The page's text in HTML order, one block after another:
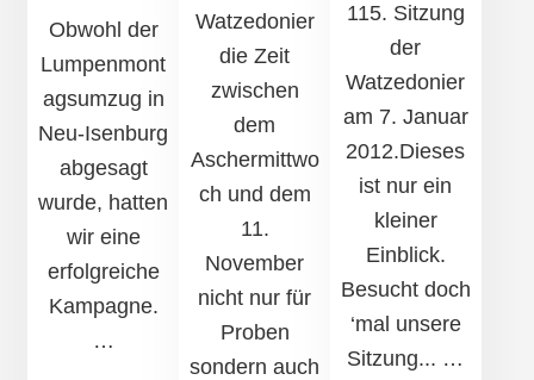
Obwohl der
Lumpenmont
agsumzug in
Neu-Isenburg
abgesagt
wurde, hatten
wir eine
erfolgreiche
Kampagne.
…
Watzedonier
die Zeit
zwischen
dem
Aschermittwo
ch und dem
11.
November
nicht nur für
Proben
sondern auch
115. Sitzung
der
Watzedonier
am 7. Januar
2012.Dieses
ist nur ein
kleiner
Einblick.
Besucht doch
‘mal unsere
Sitzung... …